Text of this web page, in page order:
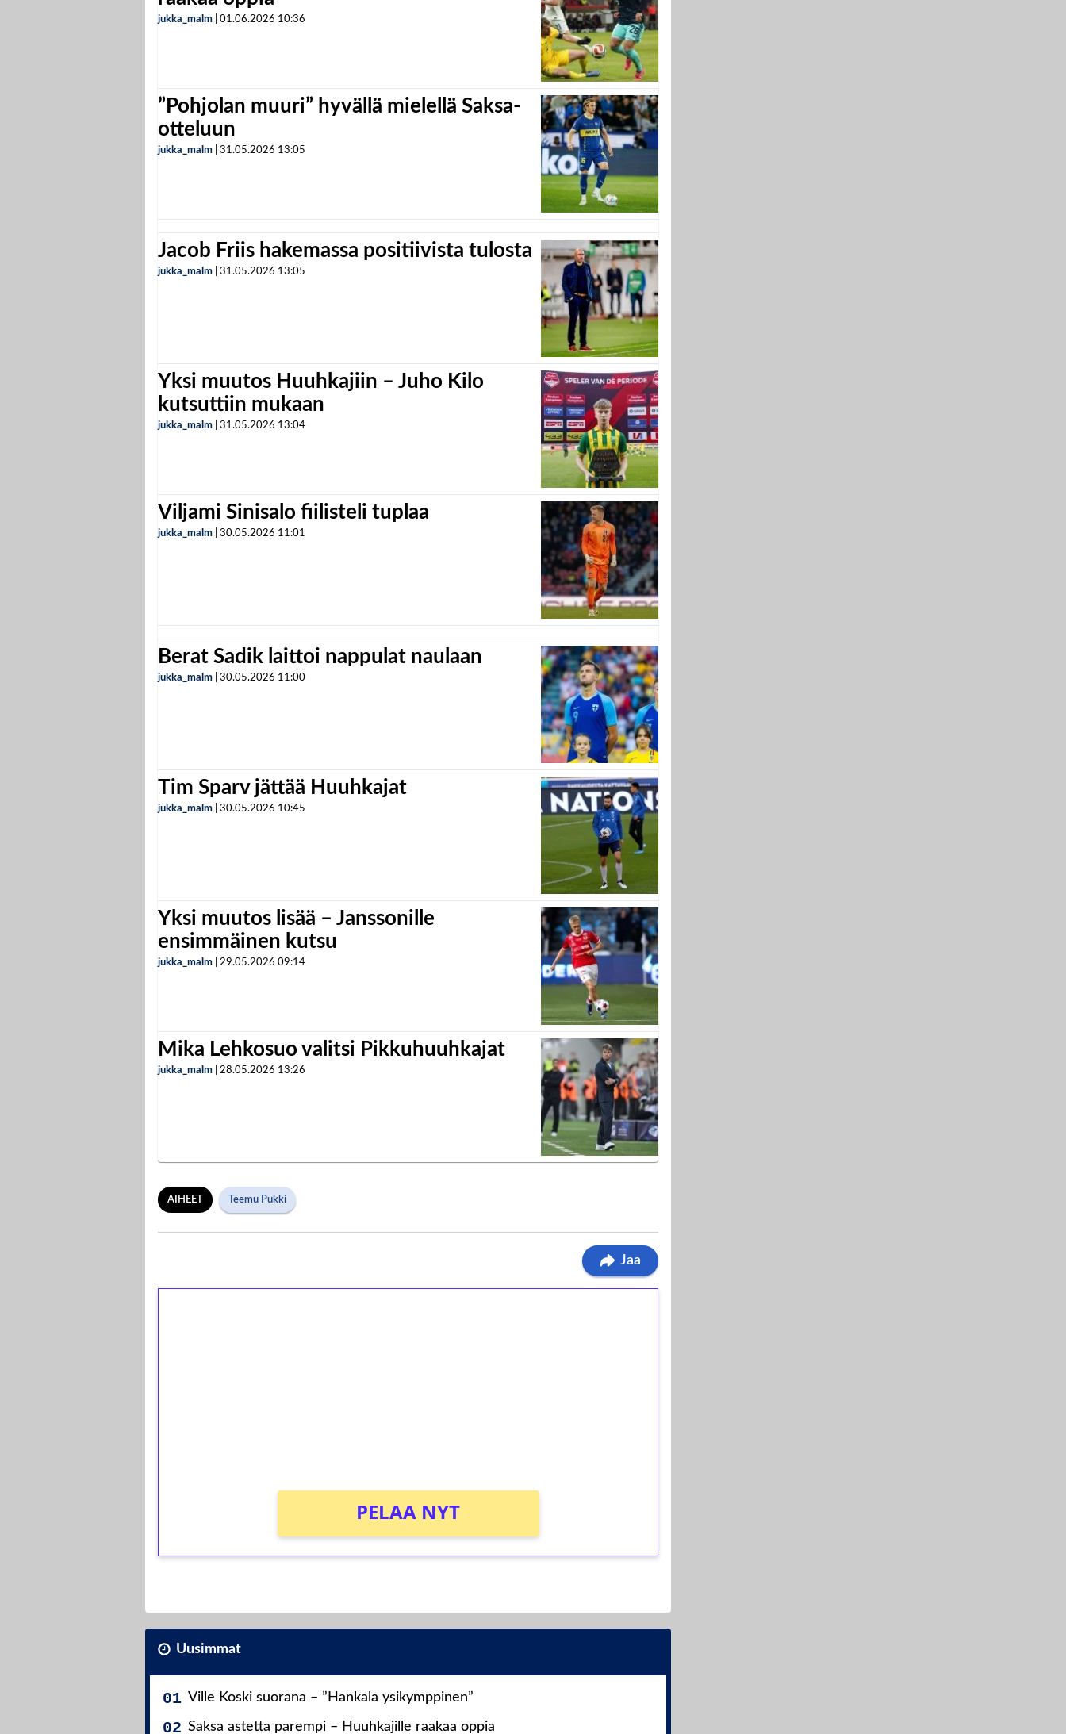
jukka_malm 01.06.2026 10:36
”Pohjolan muuri” hyvällä mielellä Saksa-
otteluun
jukka_malm 31.05.2026 13:05
Jacob Friis hakemassa positiivista tulosta
jukka_malm 31.05.2026 13:05
Yksi muutos Huuhkajiin – Juho Kilo
kutsuttiin mukaan
jukka_malm 31.05.2026 13:04
Viljami Sinisalo fiilisteli tuplaa
jukka_malm 30.05.2026 11:01
Berat Sadik laittoi nappulat naulaan
jukka_malm 30.05.2026 11:00
Tim Sparv jättää Huuhkajat
jukka_malm 30.05.2026 10:45
Yksi muutos lisää – Janssonille
ensimmäinen kutsu
jukka_malm 29.05.2026 09:14
Mika Lehkosuo valitsi Pikkuhuuhkajat
jukka_malm 28.05.2026 13:26
AIHEET Teemu Pukki
Jaa
PELAA NYT
Uusimmat
Ville Koski suorana – ”Hankala ysikymppinen”
Saksa astetta parempi – Huuhkajille raakaa oppia